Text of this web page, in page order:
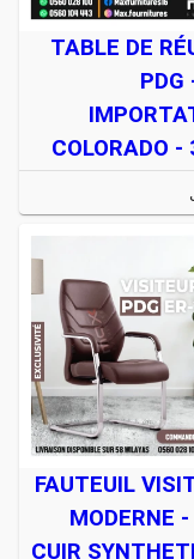
TABLE DE
PDG
COLORADO -
FAUTEUIL
MODERNE
CUIR